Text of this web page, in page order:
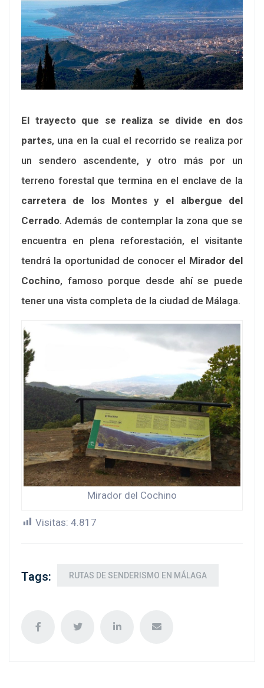
El trayecto que se realiza se divide en dos
partes, una en la cual el recorrido se realiza por
un sendero ascendente, y otro más por un
terreno forestal que termina en el enclave de la
carretera de los Montes y el albergue del
Cerrado. Además de contemplar la zona que se
encuentra en plena reforestación, el visitante
tendrá la oportunidad de conocer el Mirador del
Cochino, famoso porque desde ahí se puede
tener una vista completa de la ciudad de Málaga.
Mirador del Cochino
Visitas: 4.817
Tags: RUTAS DE SENDERISMO EN MÁLAGA